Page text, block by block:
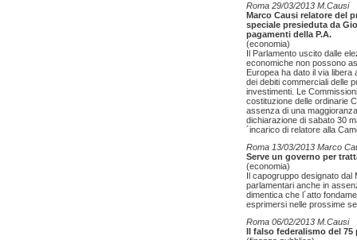
Roma 29/03/2013 M.Causi
Marco Causi relatore del
speciale presieduta da
pagamenti della P.A.
(economia)
Il Parlamento uscito dalle
economiche non possono
Europea ha dato il via libera
dei debiti commerciali delle
investimenti. Le
costituzione delle ordinarie
assenza di una
dichiarazione di sabato 30
´incarico di relatore alla
Roma 13/03/2013 Marco
Serve un governo per
(economia)
Il capogruppo designato dal
parlamentari anche in
dimentica che l´atto
esprimersi nelle prossime
Roma 06/02/2013 M.Causi
Il falso federalismo del 75